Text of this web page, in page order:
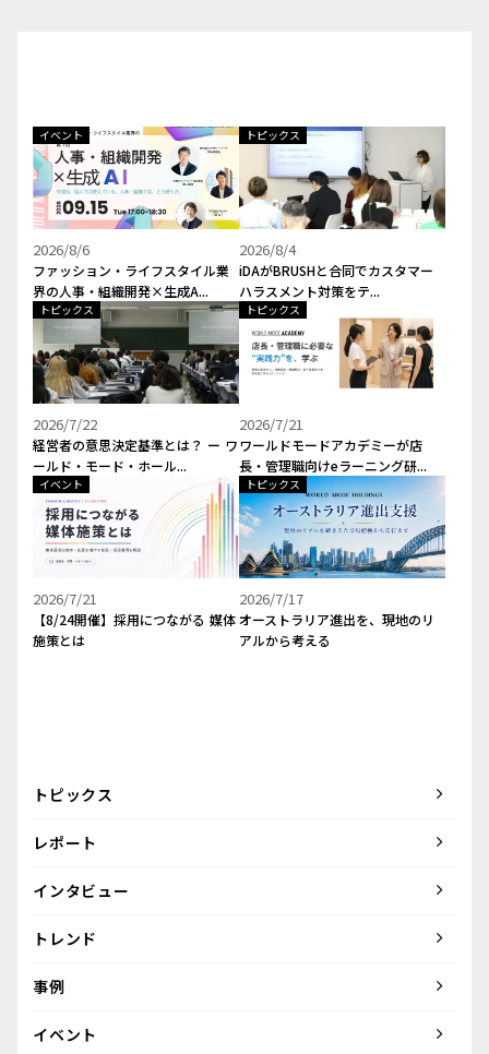
イベント
2026/8/6
ファッション・ライフスタイル業
界の人事・組織開発×生成A...
トピックス
2026/8/4
iDAがBRUSHと合同でカスタマー
ハラスメント対策をテ...
トピックス
2026/7/22
経営者の意思決定基準とは？ ー ワ
ールド・モード・ホール...
トピックス
2026/7/21
ワールドモードアカデミーが店
長・管理職向けeラーニング研...
イベント
2026/7/21
【8/24開催】採用につながる 媒体
施策とは
トピックス
2026/7/17
オーストラリア進出を、現地のリ
アルから考える
トピックス
レポート
インタビュー
トレンド
事例
イベント